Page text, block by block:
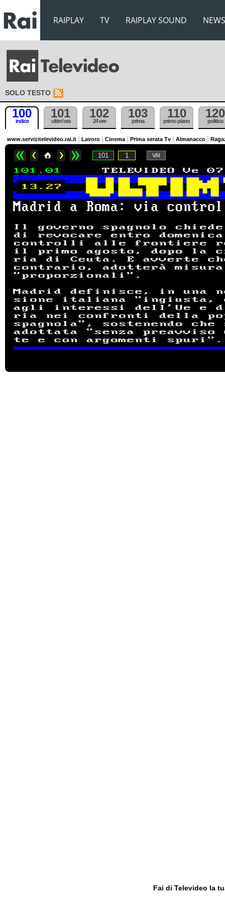
RAIPLAY TV RAIPLAY SOUND NEWS
SOLO TESTO
100
indice
101
ultim'ora
102
24 ore
103
prima
110
primo piano
120
politica
www.servizitelevideo.rai.it Lavoro Cinema Prima serata Tv Almanacco
Fai di Televideo la